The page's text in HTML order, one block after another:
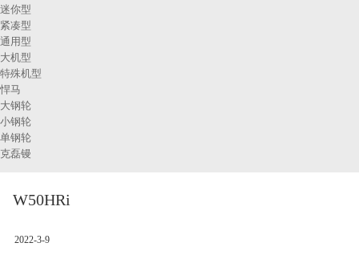
迷你型
紧凑型
通用型
大机型
特殊机型
悍马
大钢轮
小钢轮
单钢轮
克磊镘
W50HRi
2022-3-9